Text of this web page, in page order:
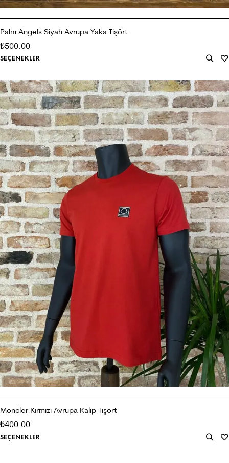
Palm Angels Siyah Avrupa Yaka Tişört
₺500.00
SEÇENEKLER
Moncler Kırmızı Avrupa Kalıp Tişört
₺400.00
SEÇENEKLER